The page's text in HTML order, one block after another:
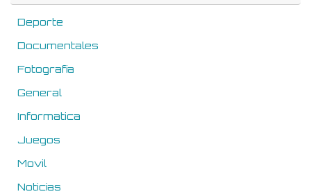
Deporte
Documentales
Fotografia
General
Informatica
Juegos
Movil
Noticias